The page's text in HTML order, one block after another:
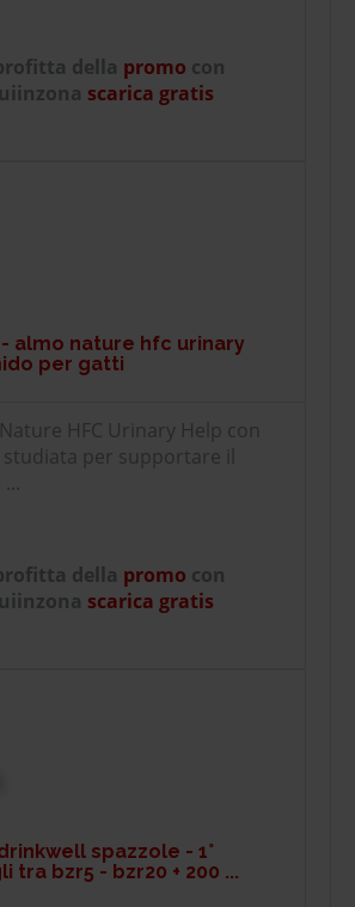
della promo con
scarica gratis
almo nature hfc urinary
per gatti
HFC Urinary Help con
per supportare il
della promo con
scarica gratis
spazzole - 1°
tra bzr5 - bzr20 + 200 ...